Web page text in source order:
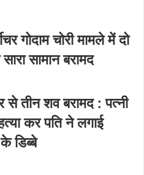
गोदाम चोरी मामले में दो
सामान बरामद
से तीन शव बरामद : पत्नी
कर पति ने लगाई
डिब्बे